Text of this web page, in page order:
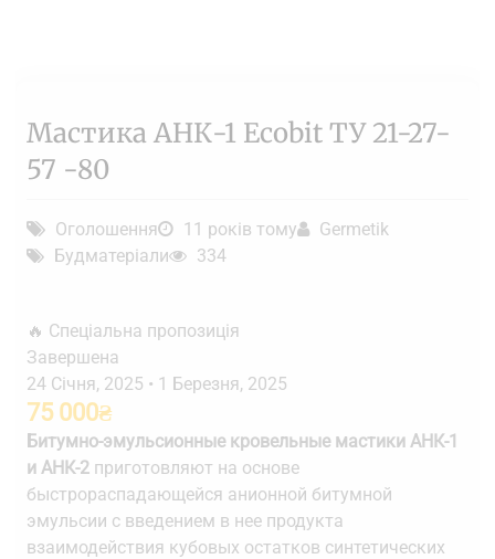
Мастика АНК-1 Ecobit ТУ 21-27-
57 -80
Оголошення 11 років тому
Germetik
Будматеріали
334
🔥 Спеціальна пропозиція
Завершена
24 Січня, 2025 • 1 Березня, 2025
75 000₴
Битумно-эмульсионные кровельные мастики АНК-1
и АНК-2 приготовляют на основе
быстрораспадающейся анионной битумной
эмульсии с введением в нее продукта
взаимодействия кубовых остатков синтетических